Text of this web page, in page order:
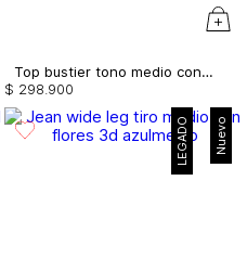
Top bustier tono medio con flores 3d
$ 298 900
Nuevo
LEGADO